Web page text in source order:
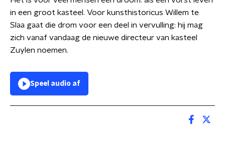
in een groot kasteel. Voor kunsthistoricus Willem te
Slaa gaat die drom voor een deel in vervulling: hij mag
zich vanaf vandaag de nieuwe directeur van kasteel
Zuylen noemen.
Speel audio af